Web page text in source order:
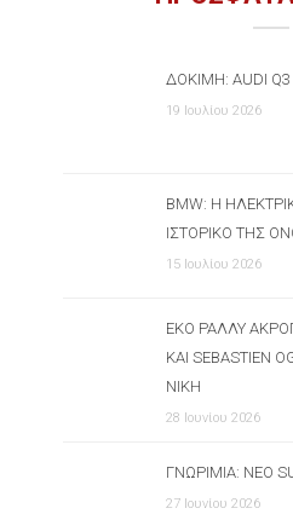
ΔΟΚΙΜΉ: AUDI Q3
19 Ιουλίου 2026
BMW: Η
ΙΣΤΟΡΙΚΌ ΤΗΣ
15 Ιουλίου 2026
ΕΚΟ ΡΆΛΛΥ
ΚΑΙ SEBASTIEN
ΝΊΚΗ
28 Ιουνίου 2026
ΓΝΩΡΙΜΊΑ: ΝΈΟ
27 Ιουνίου 2026